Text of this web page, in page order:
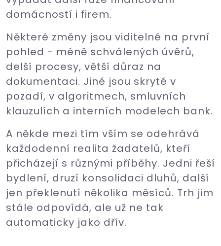
domácností i firem.
Některé změny jsou viditelné na první
pohled - méně schválených úvěrů,
delší procesy, větší důraz na
dokumentaci. Jiné jsou skryté v
pozadí, v algoritmech, smluvních
klauzulích a interních modelech bank.
A někde mezi tím vším se odehrává
každodenní realita žadatelů, kteří
přicházejí s různými příběhy. Jedni řeší
bydlení, druzí konsolidaci dluhů, další
jen překlenutí několika měsíců. Trh jim
stále odpovídá, ale už ne tak
automaticky jako dřív.